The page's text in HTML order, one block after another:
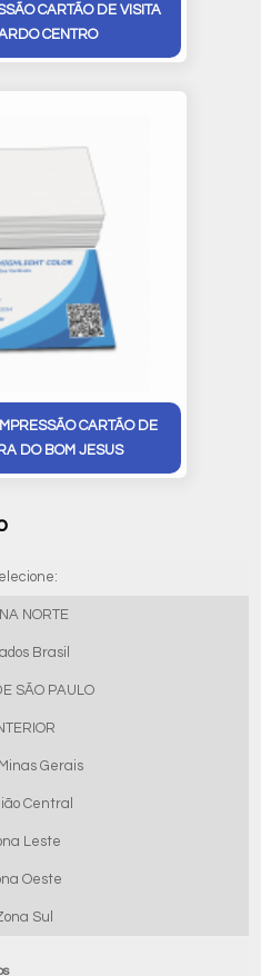
CARTÃO DE VISITA
CENTRO
CARTÃO DE
DO BOM JESUS
NORTE
Brasil
SÃO PAULO
Gerais
Central
Leste
Oeste
Sul